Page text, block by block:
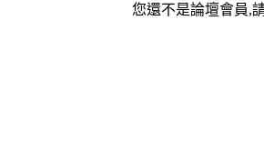
您還不是論壇會員,